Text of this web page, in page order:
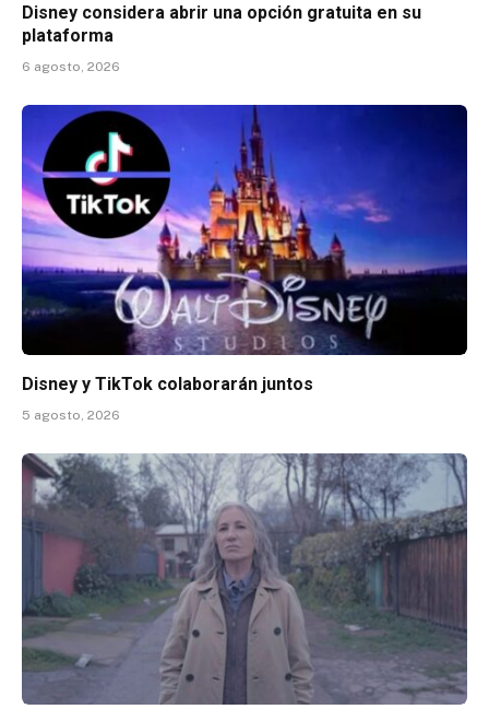
Disney considera abrir una opción gratuita en su
plataforma
6 agosto, 2026
Disney y TikTok colaborarán juntos
5 agosto, 2026